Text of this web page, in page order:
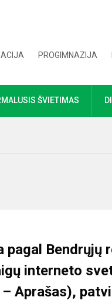
PROGIMNAZIJA
ŠVIETIMAS
pagal Bendrųjų
interneto
Aprašas),